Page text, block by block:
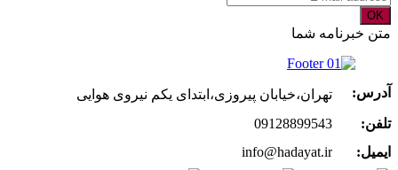
OK
متن خبرنامه شما
آدرس:
تهران،خیابان پیروزی،ابتدای یکم نیروی هوایی
تلفن:
09128899543
ایمیل:
info@hadayat.ir